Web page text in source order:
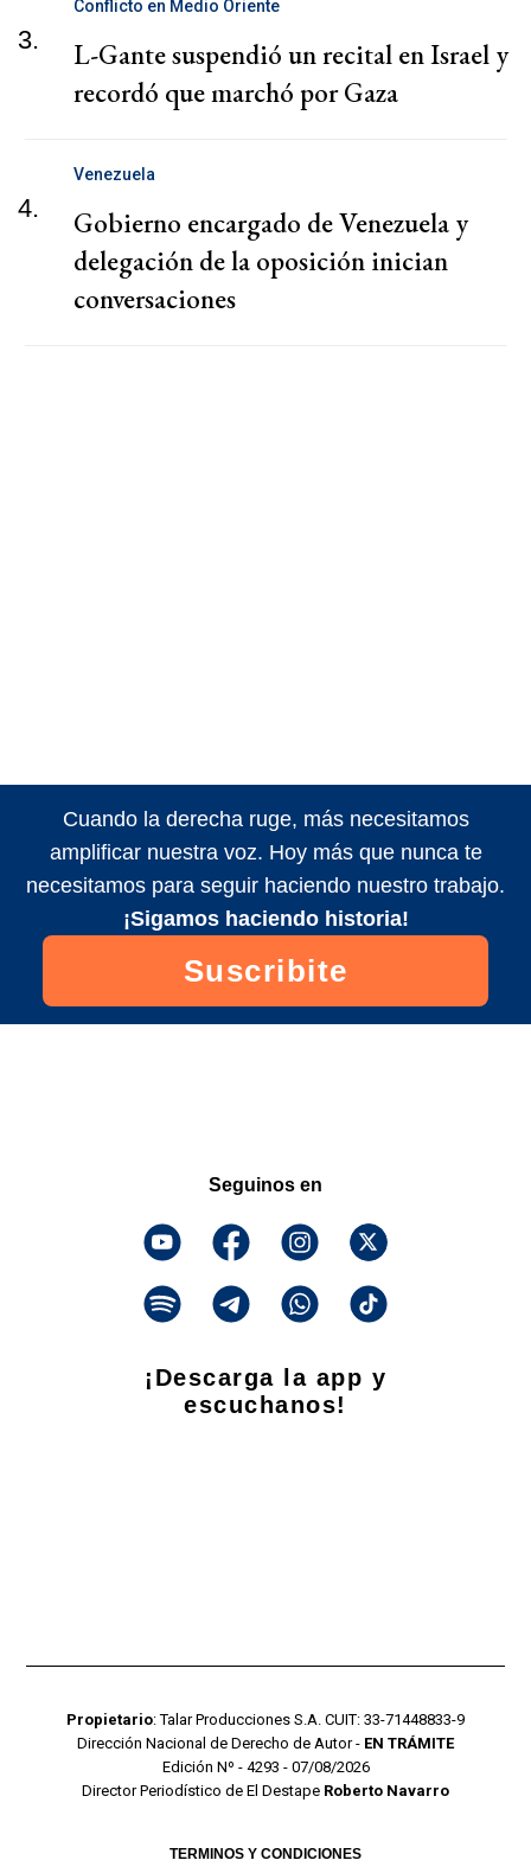
3.
Conflicto en Medio Oriente
L-Gante suspendió un recital en Israel y
recordó que marchó por Gaza
4.
Venezuela
Gobierno encargado de Venezuela y
delegación de la oposición inician
conversaciones
Cuando la derecha ruge, más necesitamos
amplificar nuestra voz. Hoy más que nunca te
necesitamos para seguir haciendo nuestro trabajo.
¡Sigamos haciendo historia!
Suscribite
Seguinos en
¡Descarga la app y
escuchanos!
Propietario: Talar Producciones S.A. CUIT: 33-71448833-9
Dirección Nacional de Derecho de Autor - EN TRÁMITE
Edición Nº - 4293 - 07/08/2026
Director Periodístico de El Destape Roberto Navarro
TERMINOS Y CONDICIONES